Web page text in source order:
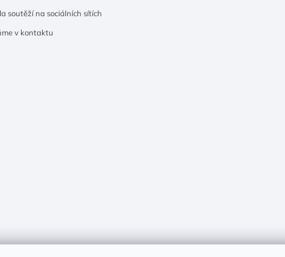
soutěží na sociálních sítích
v kontaktu